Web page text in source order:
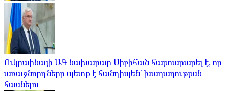
Ուկրաինայի ԱԳ նախարար Սիբիհան հայտարարել է, որ
առաջնորդները պետք է հանդիպեն՝ խաղաղության
հասնելու